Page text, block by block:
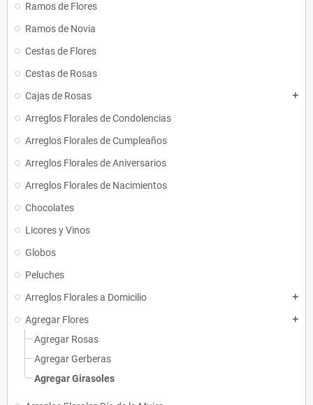
Ramos de Flores
Ramos de Novia
Cestas de Flores
Cestas de Rosas
Cajas de Rosas
add
Arreglos Florales de Condolencias
Arreglos Florales de Cumpleaños
Arreglos Florales de Aniversarios
Arreglos Florales de Nacimientos
Chocolates
Licores y Vinos
Globos
Peluches
Arreglos Florales a Domicilio
add
Agregar Flores add
Agregar Rosas
Agregar Gerberas
Agregar Girasoles